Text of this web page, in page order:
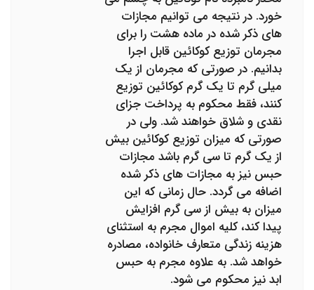
خورد. در نتیجه می توانیم مجازات
های ذکر شده در ماده هشت را برای
مجرمان توزیع کوکائین قابل اجرا
بدانیم. در صورتی که مجرمان از یک
میلی گرم تا یک گرم کوکائین توزیع
کنند، فقط محکوم به پرداخت جزای
نقدی و شلاق خواهند شد. ولی در
صورتی که میزان توزیع کوکائین بیش
از یک گرم تا سی گرم باشد مجازات
حبس نیز به مجازات های ذکر شده
اضافه می گردد. حال زمانی که این
میزان به بیش از سی گرم افزایش
پیدا کند، کلیه اموال مجرم به استثنای
هزینه زندگی متعارف خانواده، مصادره
خواهد شد. به علاوه مجرم به حبس
ابد نیز محکوم می شود.